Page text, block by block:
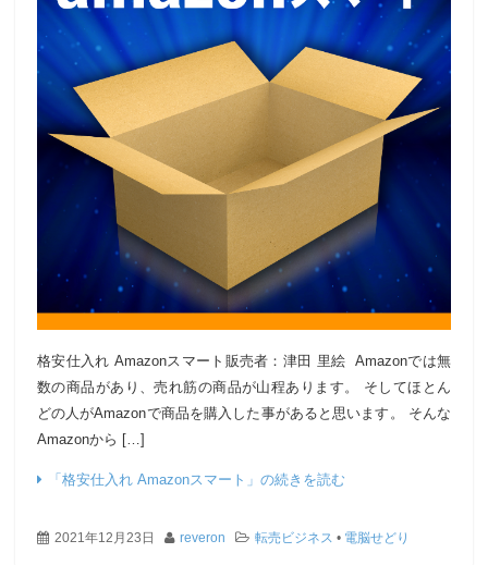
格安仕入れ Amazonスマート販売者：津田 里絵 Amazonでは無
数の商品があり、売れ筋の商品が山程あります。 そしてほとん
どの人がAmazonで商品を購入した事があると思います。 そんな
Amazonから […]
「格安仕入れ Amazonスマート」の続きを読む
2021年12月23日 reveron 転売ビジネス • 電脳せどり